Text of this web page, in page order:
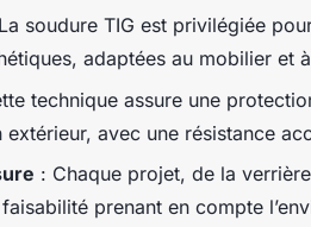
soudure TIG est privilégiée
adaptées au mobilier et
technique assure une
extérieur, avec une résistance
: Chaque projet, de la
prenant en compte